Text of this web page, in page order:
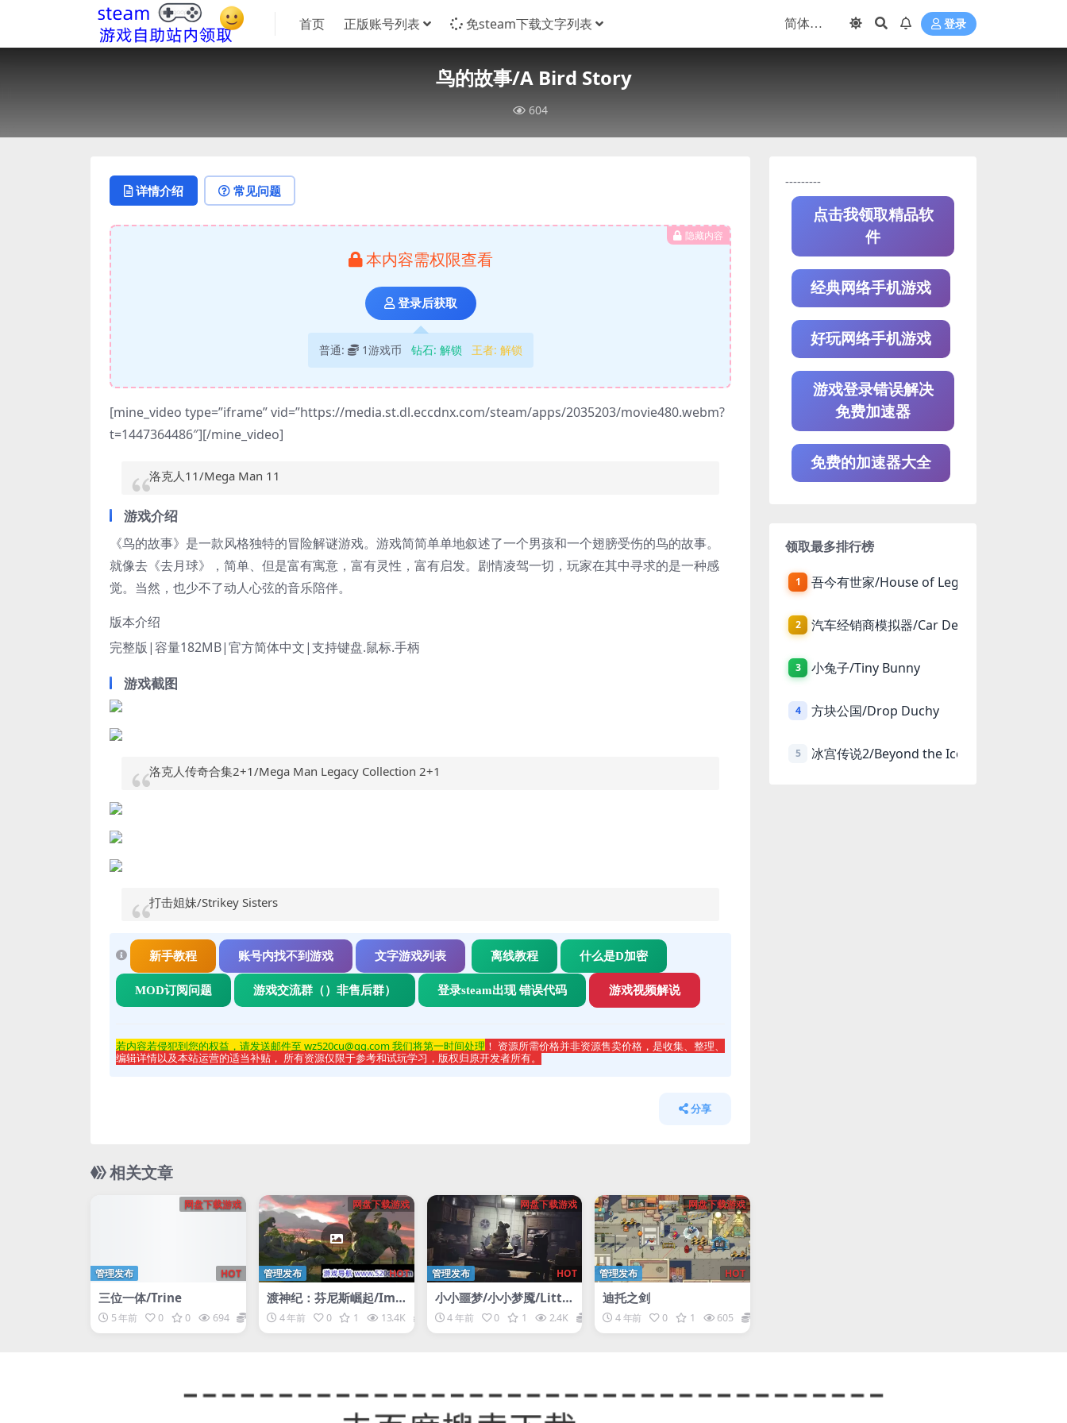
首页 正版账号列表 免steam下载文字列表 登录
鸟的故事/A Bird Story
604
详情介绍 常见问题
隐藏内容
本内容需权限查看
登录后获取
普通: 1游戏币 钻石: 解锁 王者: 解锁
[mine_video type=”iframe” vid=”https://media.st.dl.eccdnx.com/steam/apps/2035203/movie480.webm?
t=1447364486″][/mine_video]
洛克人11/Mega Man 11
游戏介绍
《鸟的故事》是一款风格独特的冒险解谜游戏。游戏简简单单地叙述了一个男孩和一个翅膀受伤的鸟的故事。
就像去《去月球》，简单、但是富有寓意，富有灵性，富有启发。剧情凌驾一切，玩家在其中寻求的是一种感
觉。当然，也少不了动人心弦的音乐陪伴。
版本介绍
完整版|容量182MB|官方简体中文|支持键盘.鼠标.手柄
游戏截图
洛克人传奇合集2+1/Mega Man Legacy Collection 2+1
打击姐妹/Strikey Sisters
新手教程 账号内找不到游戏 文字游戏列表 离线教程 什么是D加密
MOD订阅问题 游戏交流群（）非售后群） 登录steam出现 错误代码 游戏视频解说
若内容若侵犯到您的权益，请发送邮件至 wz520cu@qq.com 我们将第一时间处理 ！ 资源所需价格并非资源售卖价格，是收集、整理、
编辑详情以及本站运营的适当补贴， 所有资源仅限于参考和试玩学习，版权归原开发者所有。
分享
相关文章
网盘下载游戏
HOT
管理发布
三位一体/Trine
5 年前 0 0 694
网盘下载游戏
HOT
管理发布
渡神纪：芬尼斯崛起/Im
mortals: Fenyx Rising
4 年前 0 1 13.4K
网盘下载游戏
HOT
管理发布
小小噩梦/小小梦魇/Little
Nightmares
4 年前 0 1 2.4K
网盘下载游戏
HOT
管理发布
迪托之剑
4 年前 0 1 605
---------
点击我领取精品软
件
经典网络手机游戏
好玩网络手机游戏
游戏登录错误解决
免费加速器
免费的加速器大全
领取最多排行榜
1 吾今有世家/House of Legacy
2 汽车经销商模拟器/Car Dealer Simulator
3 小兔子/Tiny Bunny
4 方块公国/Drop Duchy
5 冰宫传说2/Beyond the Ice Palace 2